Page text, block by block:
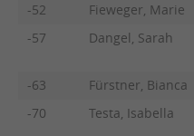
-52
Fieweger, Marie
-57
Dangel, Sarah
-63
Fürstner, Bianca
-70
Testa, Isabella